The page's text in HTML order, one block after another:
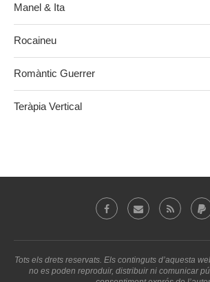
Manel & Ita
Rocaineu
Romàntic Guerrer
Teràpia Vertical
Tots els drets reservats. Els continguts d’aquesta
no es poden reproduir, distribuir ni comunicar